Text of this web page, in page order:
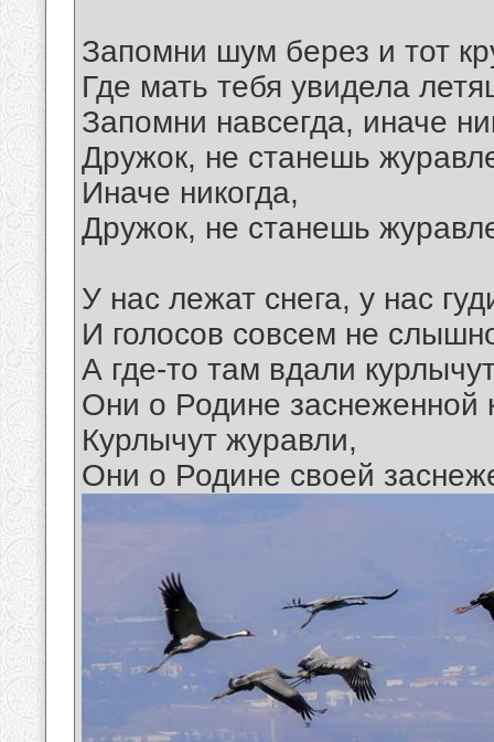
Запомни шум берез и тот
Где мать тебя увидела
Запомни навсегда, иначе
Дружок, не станешь
Иначе никогда,
Дружок, не станешь
У нас лежат снега, у нас
И голосов совсем не
А где-то там вдали
Они о Родине заснеженной
Курлычут журавли,
Они о Родине своей